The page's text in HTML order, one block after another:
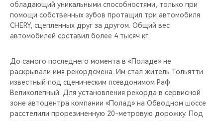
обладающий уникальными способностями, только при
помощи собственных зубов протащил три автомобиля
CHERY, сцепленных друг за другом. Общий вес
автомобилей составил более 4 тысяч кг.
До самого последнего момента в «Поладе» не
раскрывали имя рекордсмена. Им стал житель Тольятти
известный под сценическим псевдонимом Раф
Великолепный. Для установления рекорда в сервисной
зоне автоцентра компании «Полад» на Обводном шоссе
расстелили прорезиненную 20-метровую дорожку. Под